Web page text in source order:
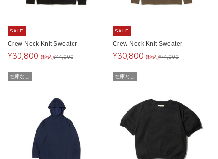
SALE
Crew Neck Knit Sweater
¥30,800 (税込)¥44,000
SALE
Crew Neck Knit Sweater
¥30,800 (税込)¥44,000
在庫なし 在庫なし